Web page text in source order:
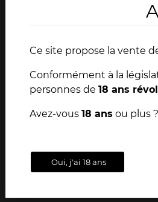
Paiements
Conseils
Ce site propose la vente
Conformément à la
personnes de 18 ans
Avez-vous 18 ans ou plus ?
Oui, j'ai 18 ans